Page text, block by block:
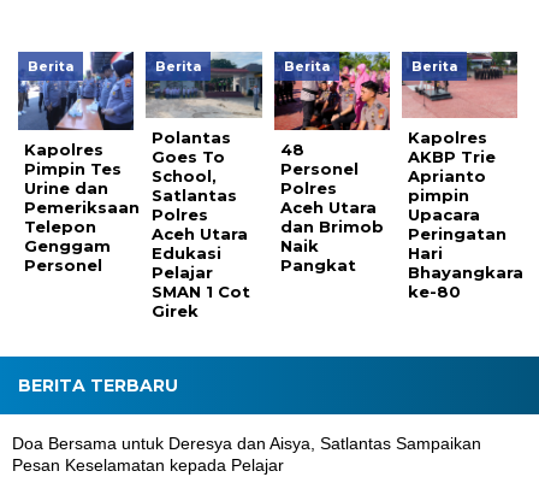
Berita
Kapolres
Pimpin Tes
Urine dan
Pemeriksaan
Telepon
Genggam
Personel
Berita
Polantas
Goes To
School,
Satlantas
Polres
Aceh Utara
Edukasi
Pelajar
SMAN 1 Cot
Girek
Berita
48
Personel
Polres
Aceh Utara
dan Brimob
Naik
Pangkat
Berita
Kapolres
AKBP Trie
Aprianto
pimpin
Upacara
Peringatan
Hari
Bhayangkara
ke-80
BERITA TERBARU
Doa Bersama untuk Deresya dan Aisya, Satlantas Sampaikan
Pesan Keselamatan kepada Pelajar